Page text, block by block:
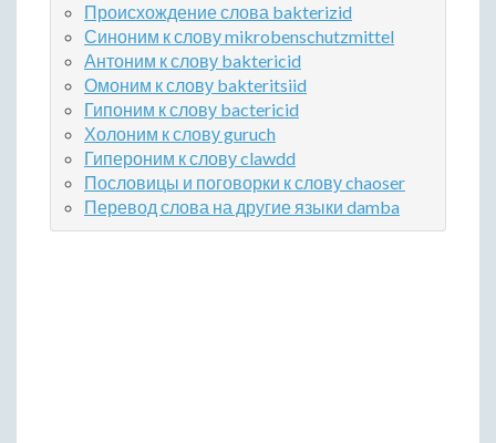
Происхождение слова bakterizid
Синоним к слову mikrobenschutzmittel
Антоним к слову baktericid
Омоним к слову bakteritsiid
Гипоним к слову bactericid
Холоним к слову guruch
Гипероним к слову clawdd
Пословицы и поговорки к слову chaoser
Перевод слова на другие языки damba